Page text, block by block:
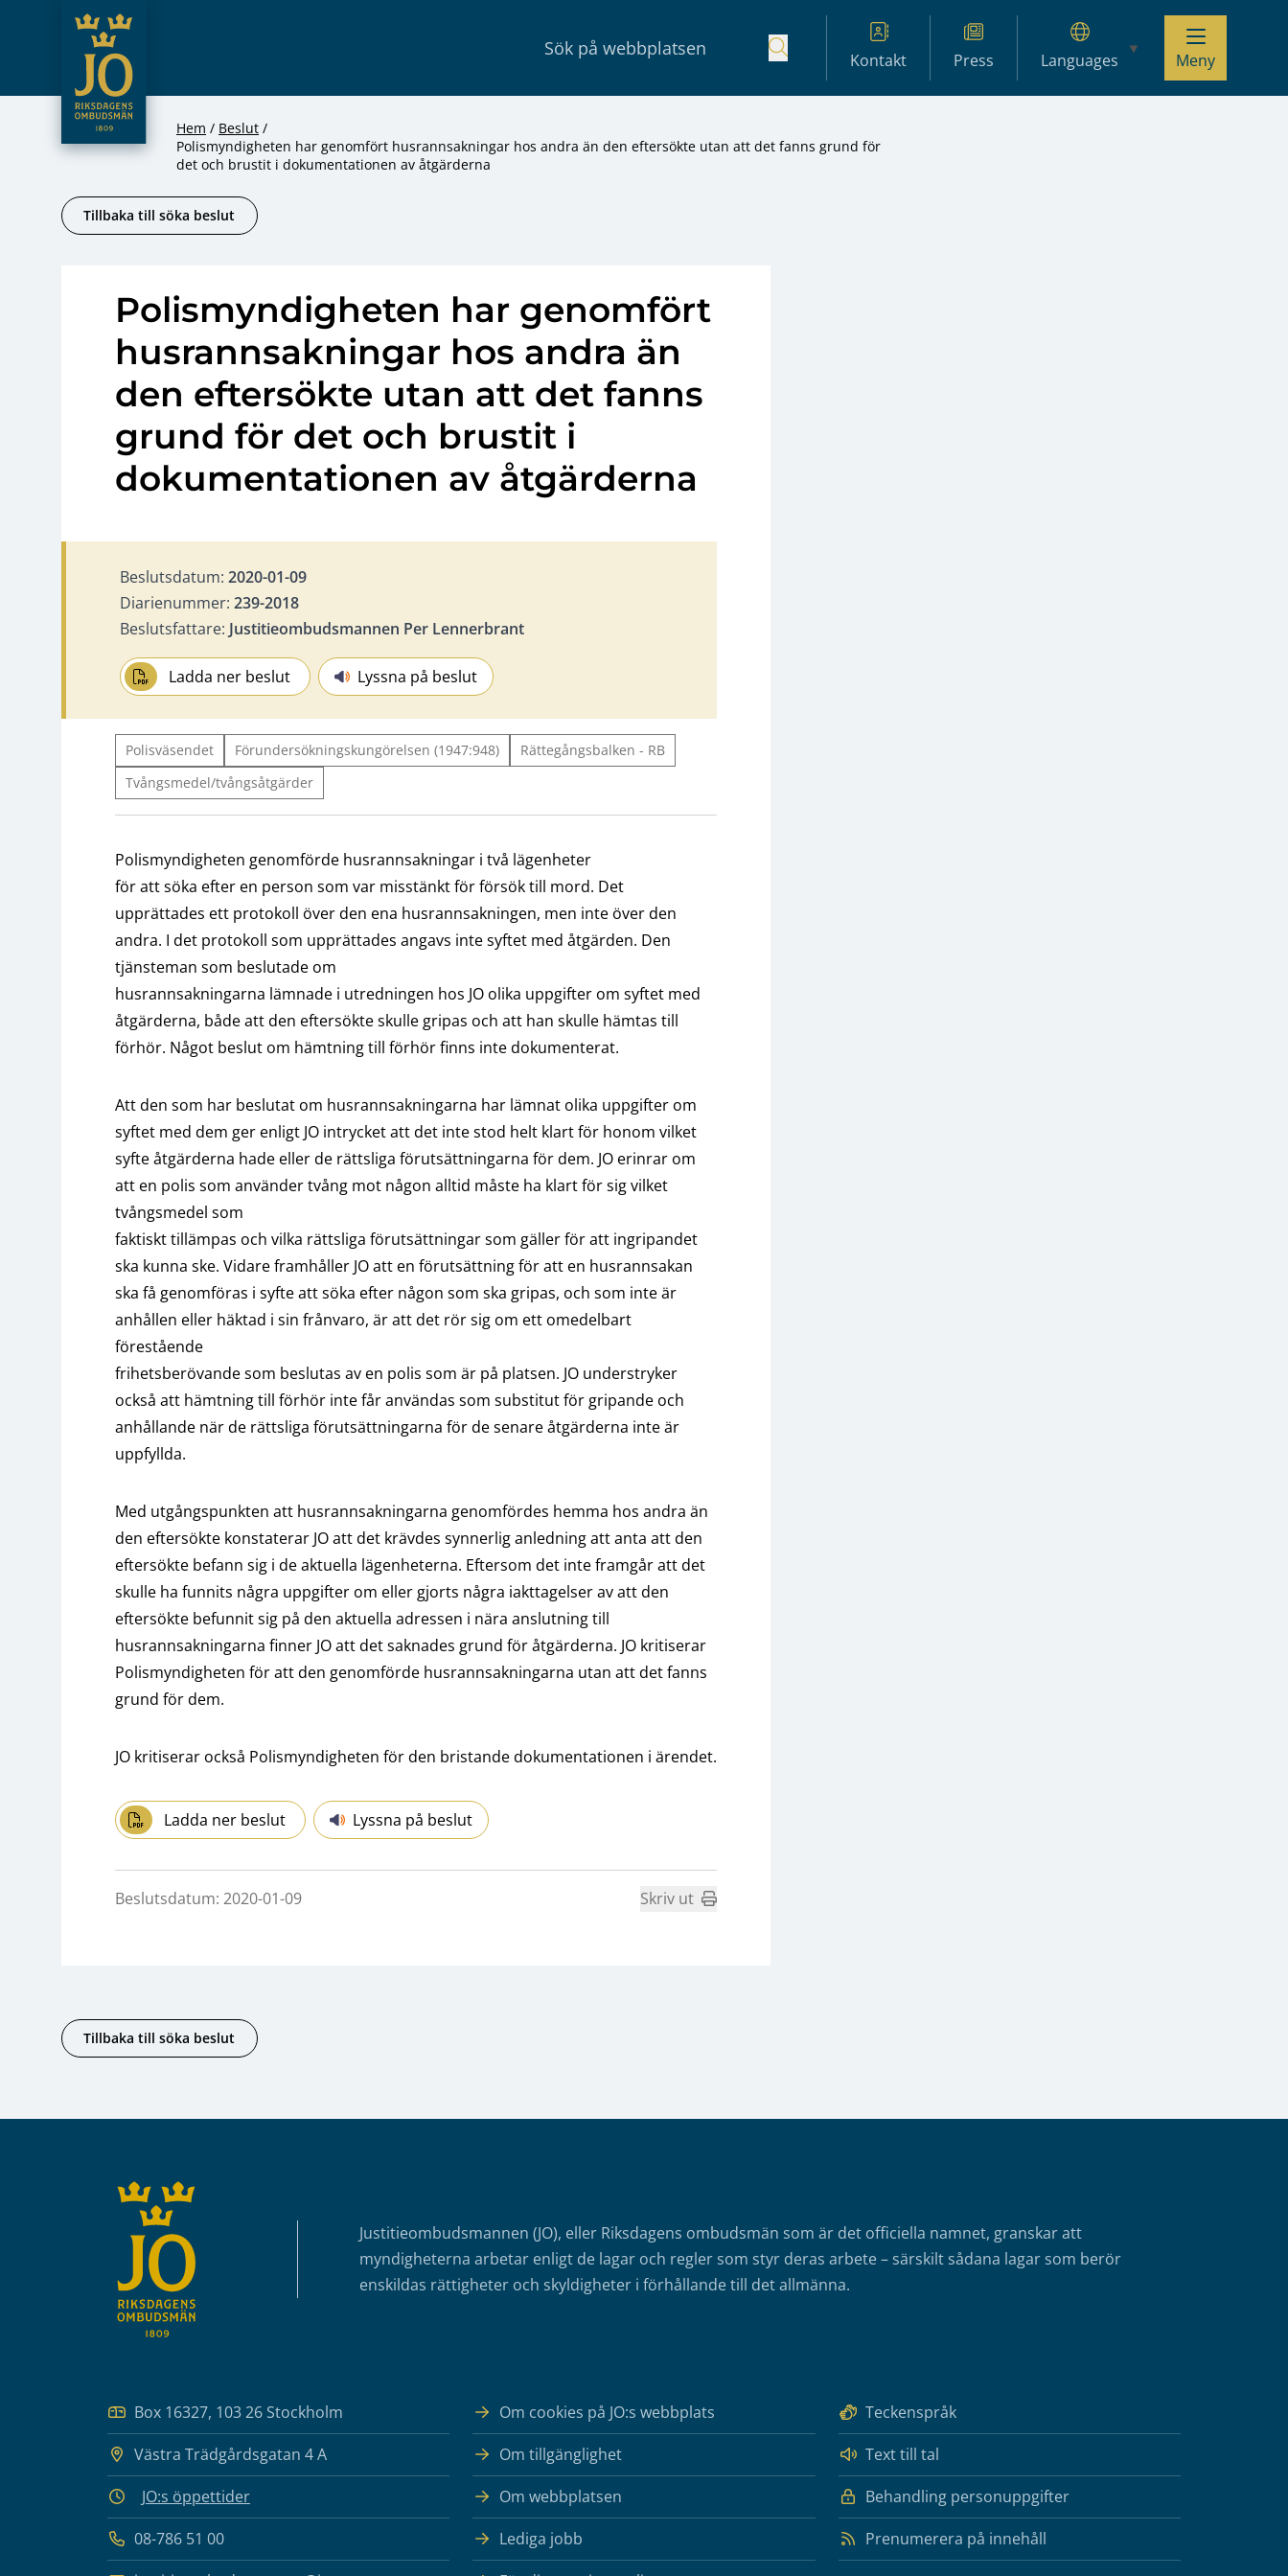
Hoppa till innehåll
JO – Riksdagens Ombudsmän
Kontakt Press Languages Meny
Hem
Beslut
Polismyndigheten har genomfört husrannsakningar hos andra än den eftersökte utan att det fanns grund för
det och brustit i dokumentationen av åtgärderna
Tillbaka till söka beslut
Polismyndigheten har genomfört
husrannsakningar hos andra än
den eftersökte utan att det fanns
grund för det och brustit i
dokumentationen av åtgärderna
Beslutsdatum: 2020-01-09
Diarienummer: 239-2018
Beslutsfattare: Justitieombudsmannen Per Lennerbrant
Ladda ner beslut Lyssna på beslut
Polisväsendet Förundersökningskungörelsen (1947:948)
Rättegångsbalken - RB
Tvångsmedel/tvångsåtgärder
Polismyndigheten genomförde husrannsakningar i två lägenheter
för att söka efter en person som var misstänkt för försök till mord. Det
upprättades ett protokoll över den ena husrannsakningen, men inte över den
andra. I det protokoll som upprättades angavs inte syftet med åtgärden. Den
tjänsteman som beslutade om
husrannsakningarna lämnade i utredningen hos JO olika uppgifter om syftet med
åtgärderna, både att den eftersökte skulle gripas och att han skulle hämtas till
förhör. Något beslut om hämtning till förhör finns inte dokumenterat.
Att den som har beslutat om husrannsakningarna har lämnat olika uppgifter om
syftet med dem ger enligt JO intrycket att det inte stod helt klart för honom vilket
syfte åtgärderna hade eller de rättsliga förutsättningarna för dem. JO erinrar om
att en polis som använder tvång mot någon alltid måste ha klart för sig vilket
tvångsmedel som
faktiskt tillämpas och vilka rättsliga förutsättningar som gäller för att ingripandet
ska kunna ske. Vidare framhåller JO att en förutsättning för att en husrannsakan
ska få genomföras i syfte att söka efter någon som ska gripas, och som inte är
anhållen eller häktad i sin frånvaro, är att det rör sig om ett omedelbart
förestående
frihetsberövande som beslutas av en polis som är på platsen. JO understryker
också att hämtning till förhör inte får användas som substitut för gripande och
anhållande när de rättsliga förutsättningarna för de senare åtgärderna inte är
uppfyllda.
Med utgångspunkten att husrannsakningarna genomfördes hemma hos andra än
den eftersökte konstaterar JO att det krävdes synnerlig anledning att anta att den
eftersökte befann sig i de aktuella lägenheterna. Eftersom det inte framgår att det
skulle ha funnits några uppgifter om eller gjorts några iakttagelser av att den
eftersökte befunnit sig på den aktuella adressen i nära anslutning till
husrannsakningarna finner JO att det saknades grund för åtgärderna. JO kritiserar
Polismyndigheten för att den genomförde husrannsakningarna utan att det fanns
grund för dem.
JO kritiserar också Polismyndigheten för den bristande dokumentationen i ärendet.
Ladda ner beslut Lyssna på beslut
Beslutsdatum: 2020-01-09 Skriv ut
Tillbaka till söka beslut
Justitieombudsmannen (JO), eller Riksdagens ombudsmän som är det officiella namnet, granskar att
myndigheterna arbetar enligt de lagar och regler som styr deras arbete – särskilt sådana lagar som berör
enskildas rättigheter och skyldigheter i förhållande till det allmänna.
Box 16327, 103 26 Stockholm
Västra Trädgårdsgatan 4 A
JO:s öppettider
08-786 51 00
Om cookies på JO:s webbplats
Teckenspråk
Om tillgänglighet
Text till tal
Om webbplatsen
Behandling personuppgifter
Lediga jobb
Prenumerera på innehåll